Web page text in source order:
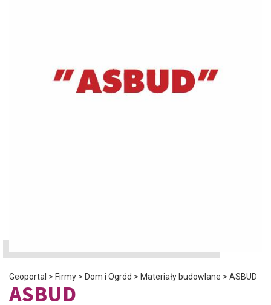
Geoportal > Firmy > Dom i Ogród > Materiały budowlane > ASBUD
ASBUD